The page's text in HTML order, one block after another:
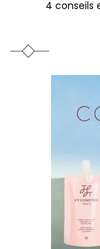
4 conseils